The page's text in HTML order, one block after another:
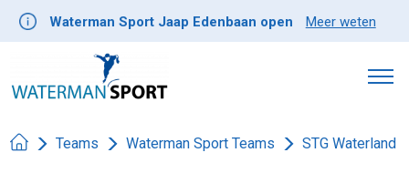
Waterman Sport Jaap Edenbaan open Meer weten
Teams Waterman Sport Teams STG Waterland